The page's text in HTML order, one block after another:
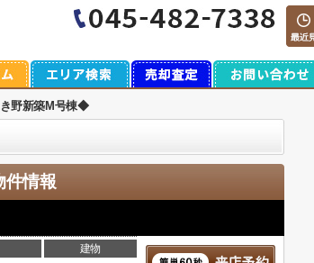
野新築M号棟◆
件情報
建物